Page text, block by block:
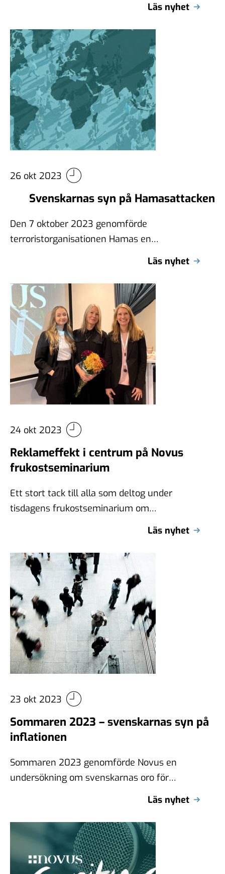
Läs nyhet
26 okt 2023
Svenskarnas syn på Hamasattacken
Den 7 oktober 2023 genomförde
terroristorganisationen Hamas en
säkerhetsläget i Israel och Palestina allvarligt
…
Läs nyhet
24 okt 2023
Reklameffekt i centrum på Novus
frukostseminarium
Ett stort tack till alla som deltog under
tisdagens frukostseminarium om
Seminariet fokuserade på Novus omfattande
…
Läs nyhet
23 okt 2023
Sommaren 2023 – svenskarnas syn på
inflationen
Sommaren 2023 genomförde Novus en
undersökning om svenskarnas oro för
Novus eget initiativ under perioden 20–25 …
Läs nyhet